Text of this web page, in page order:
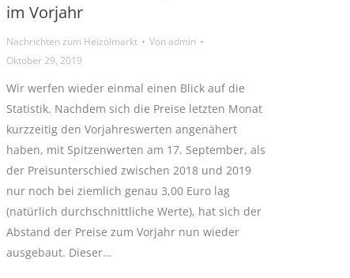
im Vorjahr
Nachrichten zum Heizölmarkt Vonadmin
Oktober 29, 2019
Wir werfen wieder einmal einen Blick auf die
Statistik. Nachdem sich die Preise letzten Monat
kurzzeitig den Vorjahreswerten angenähert
haben, mit Spitzenwerten am 17. September, als
der Preisunterschied zwischen 2018 und 2019
nur noch bei ziemlich genau 3,00 Euro lag
(natürlich durchschnittliche Werte), hat sich der
Abstand der Preise zum Vorjahr nun wieder
ausgebaut. Dieser…